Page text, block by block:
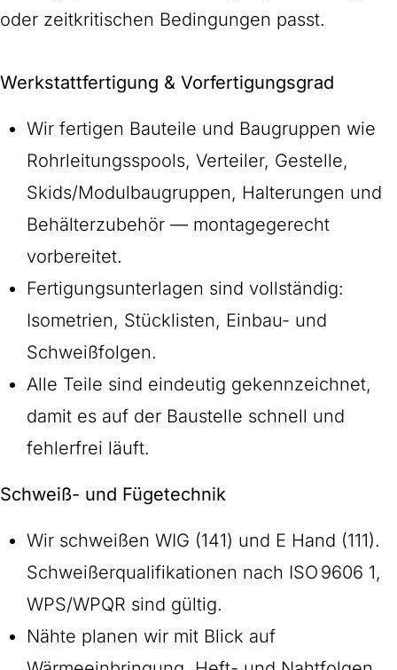
oder zeitkritischen Bedingungen passt.
Werkstattfertigung & Vorfertigungsgrad
Wir fertigen Bauteile und Baugruppen wie
Rohrleitungsspools, Verteiler, Gestelle,
Skids/Modulbaugruppen, Halterungen und
Behälterzubehör — montagegerecht
vorbereitet.
Fertigungsunterlagen sind vollständig:
Isometrien, Stücklisten, Einbau- und
Schweißfolgen.
Alle Teile sind eindeutig gekennzeichnet,
damit es auf der Baustelle schnell und
fehlerfrei läuft.
Schweiß- und Fügetechnik
Wir schweißen WIG (141) und E Hand (111).
Schweißerqualifikationen nach ISO 9606 1,
WPS/WPQR sind gültig.
Nähte planen wir mit Blick auf